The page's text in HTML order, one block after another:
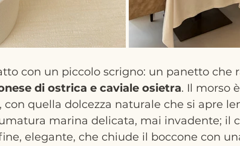
con un piccolo scrigno: un panetto che
di ostrica e caviale osietra. Il morso
con quella dolcezza naturale che si apre
marina delicata, mai invadente; il
elegante, che chiude il boccone con